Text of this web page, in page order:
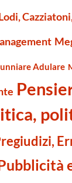
Adulare